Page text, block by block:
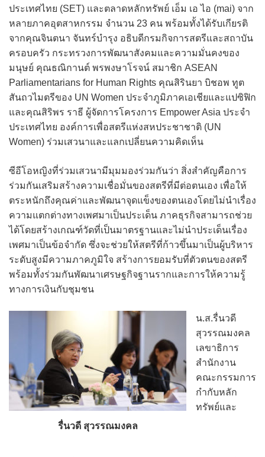
ประเทศไทย (SET) และตลาดหลักทรัพย์ เอ็ม เอ ไอ (mai) จาก
หลายภาคอุตสาหกรรม จำนวน 23 คน พร้อมทั้งได้รับเกียรติ
จากคุณจินตนา จันทร์บำรุง อธิบดีกรมกิจการสตรีและสถาบัน
ครอบครัว กระทรวงการพัฒนาสังคมและความมั่นคงของ
มนุษย์ คุณธณิกานต์ พรพงษาโรจน์ สมาชิก ASEAN
Parliamentarians for Human Rights คุณสิรินยา บิชอพ ทูต
สันถวไมตรีของ UN Women ประจำภูมิภาคเอเชียและแปซิฟิก
และคุณสิริพร ราธี ผู้จัดการโครงการ Empower Asia ประจำ
ประเทศไทย องค์การเพื่อสตรีแห่งสหประชาชาติ (UN
Women) ร่วมเสวนาและแลกเปลี่ยนความคิดเห็น
ซีอีโอหญิงที่ร่วมเสวนามีมุมมองร่วมกันว่า สิ่งสำคัญคือการ
ร่วมกันเสริมสร้างความเชื่อมั่นของสตรีที่มีต่อตนเอง เพื่อให้
ตระหนักถึงคุณค่าและพัฒนาจุดแข็งของตนเองโดยไม่นำเรื่อง
ความแตกต่างทางเพศมาเป็นประเด็น ภาคธุรกิจสามารถช่วย
ได้โดยสร้างเกณฑ์วัดที่เป็นมาตรฐานและไม่นำประเด็นเรื่อง
เพศมาเป็นข้อจำกัด ซึ่งจะช่วยให้สตรีที่ก้าวขึ้นมาเป็นผู้บริหาร
ระดับสูงมีความภาคภูมิใจ สร้างการยอมรับที่ตัวตนของสตรี
พร้อมทั้งร่วมกันพัฒนาเศรษฐกิจฐานรากและการให้ความรู้
ทางการเงินกับชุมชน
รื่นวดี สุวรรณมงคล
น.ส.รื่นวดี
สุวรรณมงคล
เลขาธิการ
สำนักงาน
คณะกรรมการ
กำกับหลัก
ทรัพย์และ